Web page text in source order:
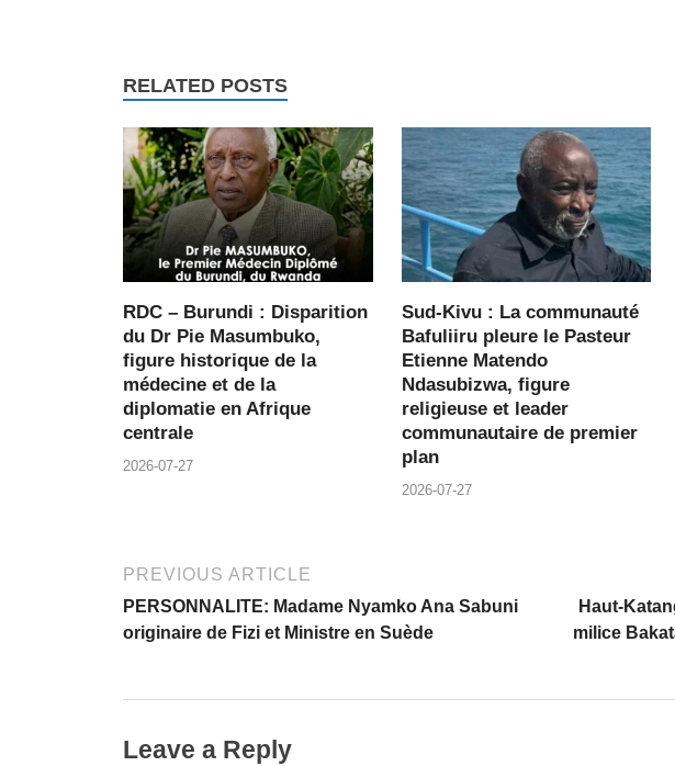
RELATED POSTS
RDC – Burundi : Disparition
du Dr Pie Masumbuko,
figure historique de la
médecine et de la
diplomatie en Afrique
centrale
2026-07-27
Sud-Kivu : La communauté
Bafuliiru pleure le Pasteur
Etienne Matendo
Ndasubizwa, figure
religieuse et leader
communautaire de premier
plan
2026-07-27
PREVIOUS ARTICLE
PERSONNALITE: Madame Nyamko Ana Sabuni
originaire de Fizi et Ministre en Suède
Haut-
milice
Leave a Reply